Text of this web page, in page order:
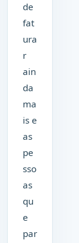
de
fat
ura
r
ain
da
ma
is e
as
pe
sso
as
qu
e
par